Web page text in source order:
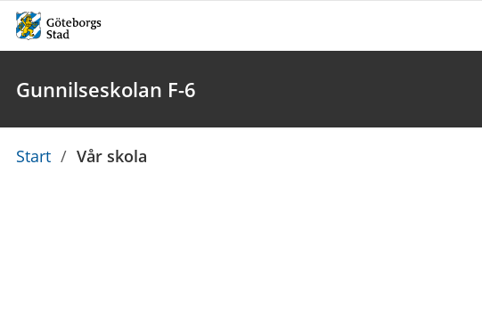
Gunnilseskolan F-6
Du
Start / Vår skola